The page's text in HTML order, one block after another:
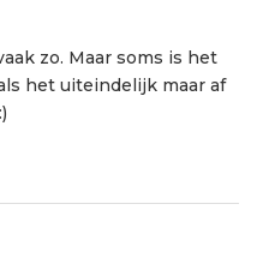
zo. Maar soms is het
het uiteindelijk maar af